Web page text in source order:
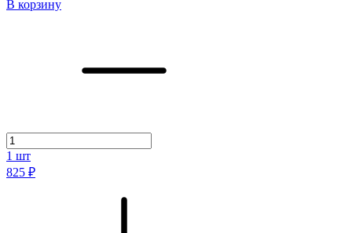
В корзину
1 шт
825 ₽